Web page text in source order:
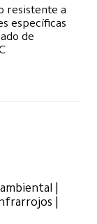
resistente a
específicas
de
|
|